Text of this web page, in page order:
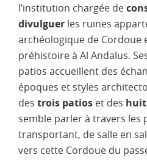
l’institution chargée de
divulguer les ruines
archéologique de Cordoue
préhistoire à Al Andalus.
patios accueillent des
époques et styles
des trois patios et des huit
semble parler à travers les
transportant, de salle en
vers cette Cordoue du